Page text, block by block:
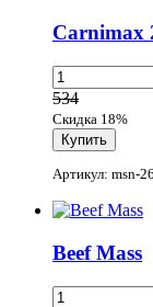
Carnimax
534
Скидка 18%
Артикул: msn-
Beef Mass